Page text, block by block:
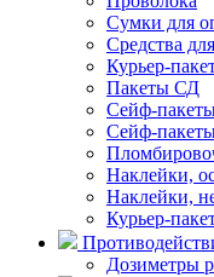
Сумки для
Средства
Курьер-
Пакеты СД
Сейф-
Сейф-
Наклейки,
Наклейки,
Курьер-
Дозиметры